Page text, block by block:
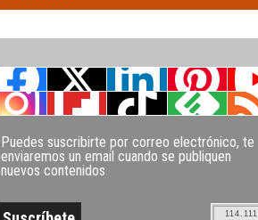
Puedes suscribirte por correo electrónico, te
enviaremos un email cuando se publiquen
nuevos contenidos
114.111